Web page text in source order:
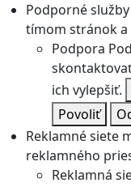
Podporné
tímom stránok a
Podpora
ich vylepšiť.
Povoliť
Reklamné siete
reklamného
Reklamná